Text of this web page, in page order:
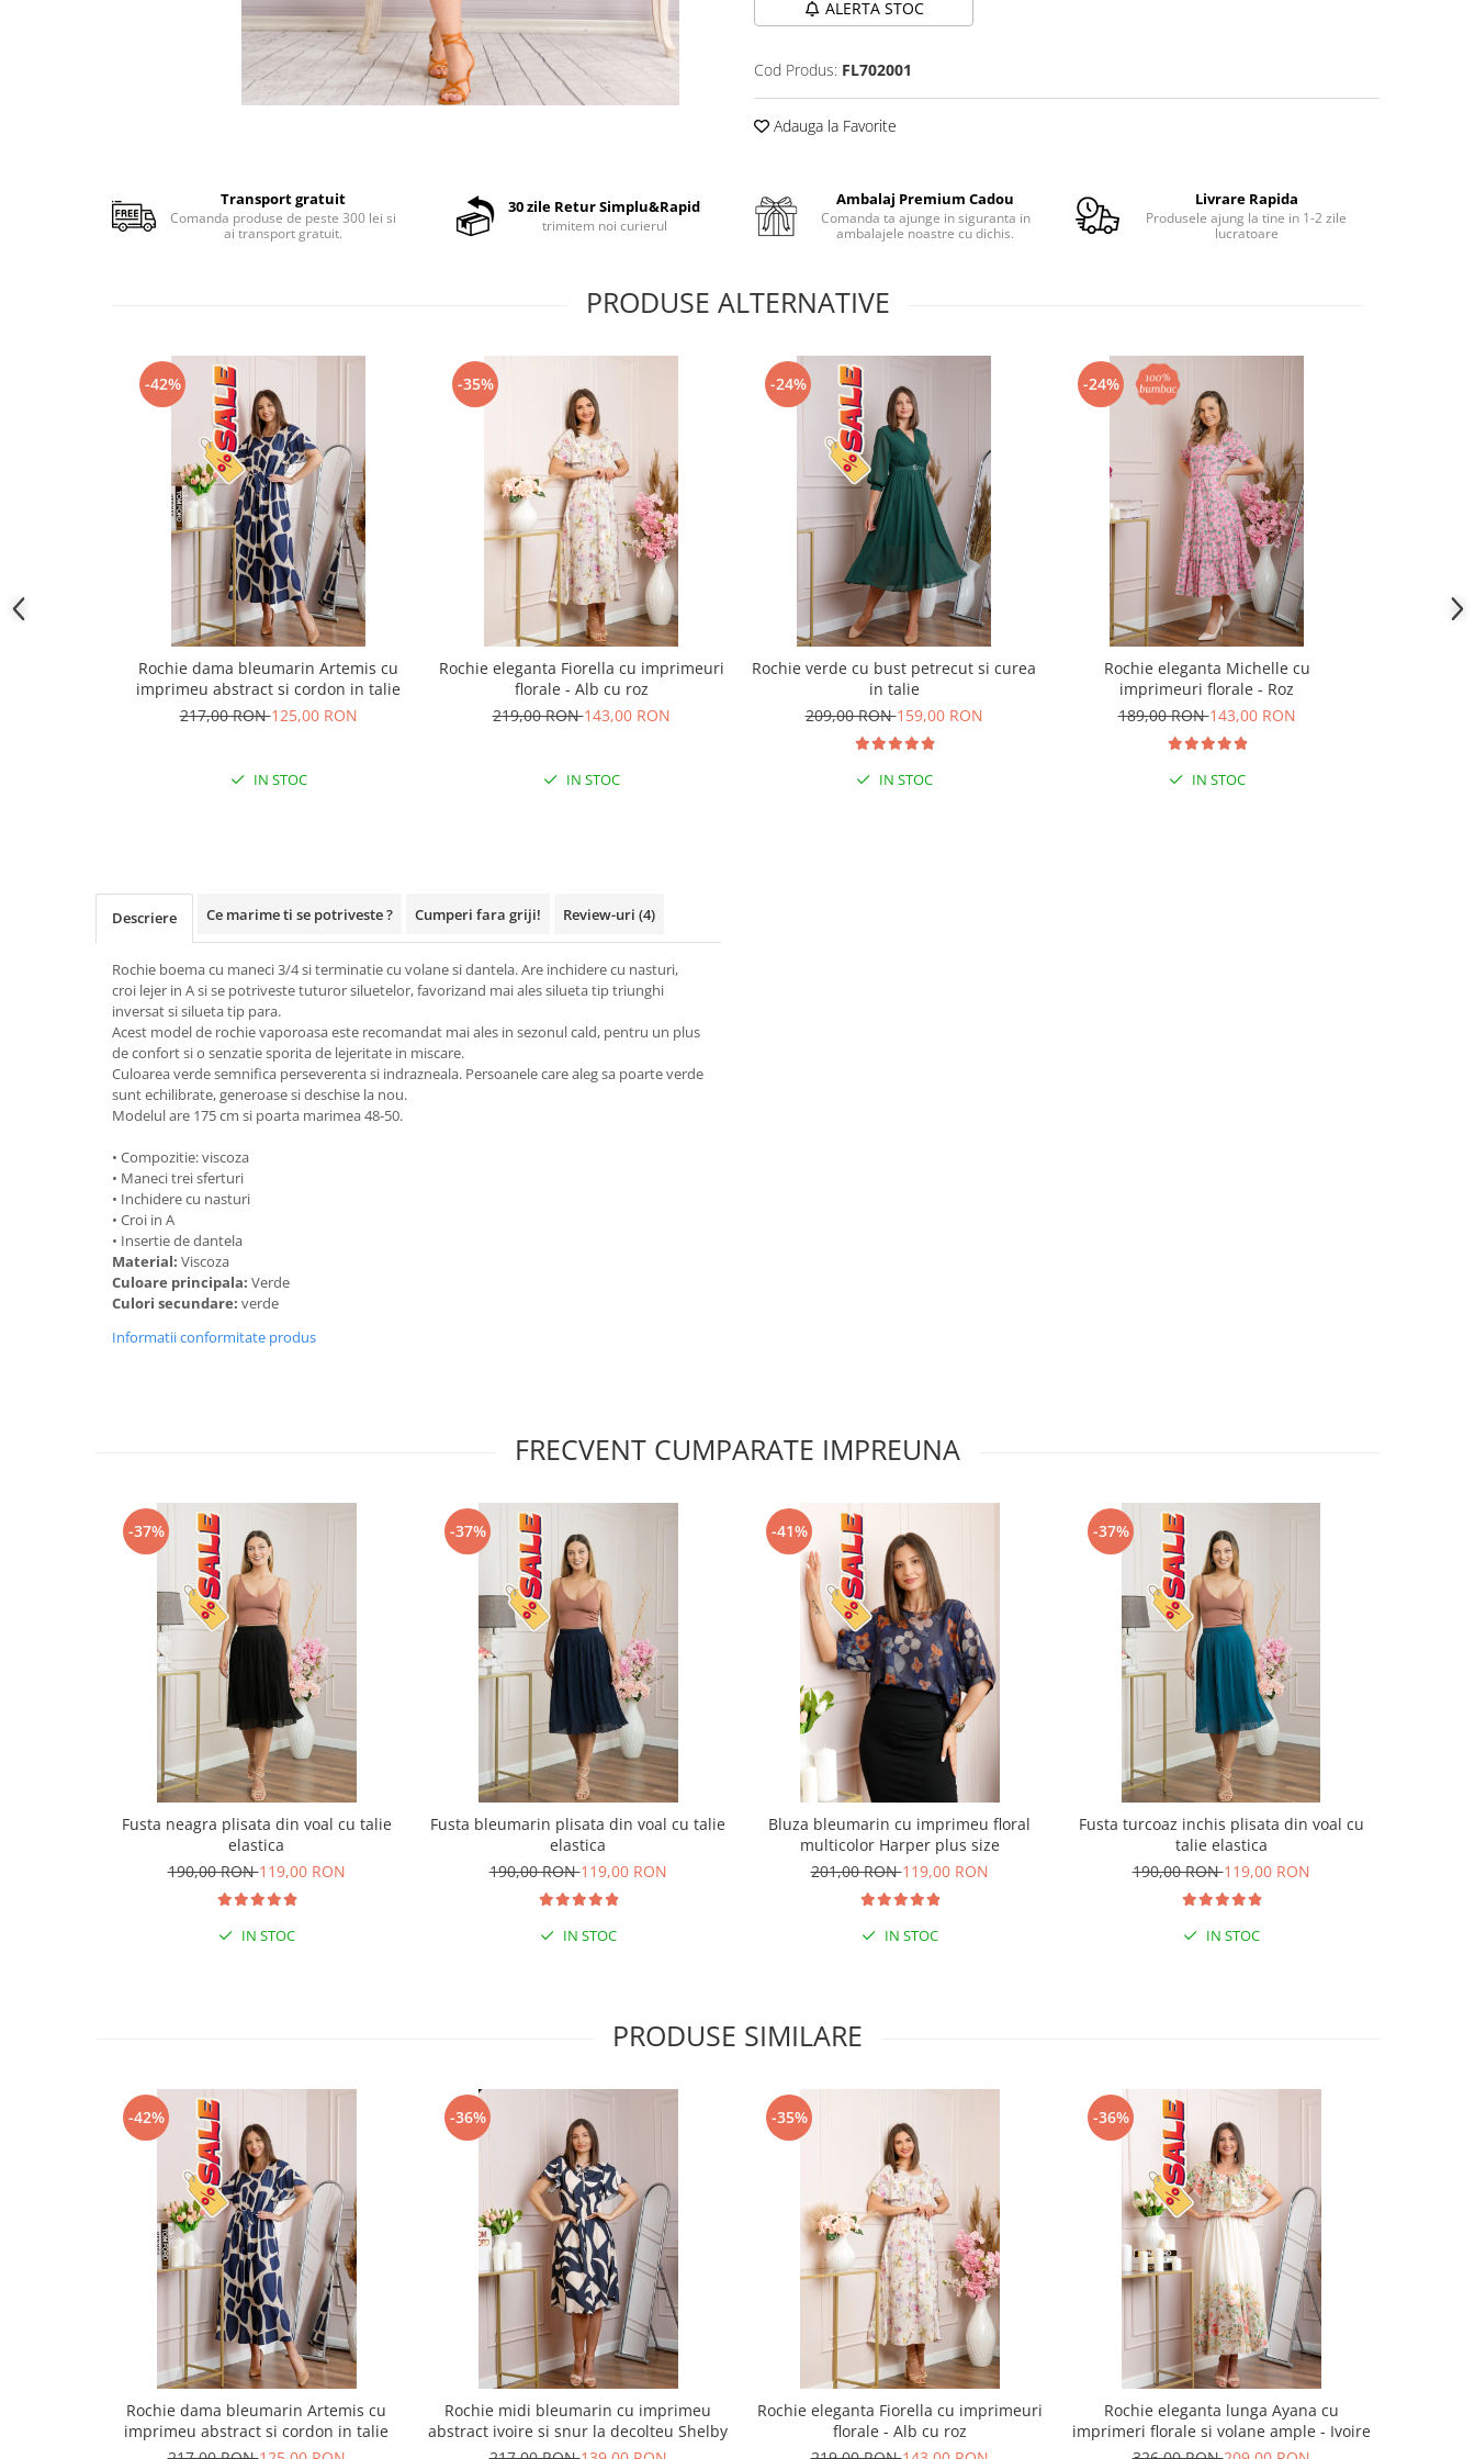
ALERTA STOC
Cod Produs: FL702001
Adauga la Favorite
Transport gratuit
Comanda produse de peste 300 lei si
ai transport gratuit.
30 zile Retur Simplu&Rapid
trimitem noi curierul
Ambalaj Premium Cadou
Comanda ta ajunge in siguranta in
ambalajele noastre cu dichis.
Livrare Rapida
Produsele ajung la tine in 1-2 zile
lucratoare
PRODUSE ALTERNATIVE
-42%
Rochie dama bleumarin Artemis cu
imprimeu abstract si cordon in talie
217,00 RON125,00 RON
IN STOC
-35%
Rochie eleganta Fiorella cu imprimeuri
florale - Alb cu roz
219,00 RON143,00 RON
IN STOC
-24%
Rochie verde cu bust petrecut si curea
in talie
209,00 RON159,00 RON
IN STOC
-24%
Rochie eleganta Michelle cu
imprimeuri florale - Roz
189,00 RON143,00 RON
IN STOC
Descriere Ce marime ti se potriveste ? Cumperi fara griji! Review-uri (4)
Rochie boema cu maneci 3/4 si terminatie cu volane si dantela. Are inchidere cu nasturi,
croi lejer in A si se potriveste tuturor siluetelor, favorizand mai ales silueta tip triunghi
inversat si silueta tip para.
Acest model de rochie vaporoasa este recomandat mai ales in sezonul cald, pentru un plus
de confort si o senzatie sporita de lejeritate in miscare.
Culoarea verde semnifica perseverenta si indrazneala. Persoanele care aleg sa poarte verde
sunt echilibrate, generoase si deschise la nou.
Modelul are 175 cm si poarta marimea 48-50.
• Compozitie: viscoza
• Maneci trei sferturi
• Inchidere cu nasturi
• Croi in A
• Insertie de dantela
Material: Viscoza
Culoare principala: Verde
Culori secundare: verde
Informatii conformitate produs
FRECVENT CUMPARATE IMPREUNA
-37%
Fusta neagra plisata din voal cu talie
elastica
190,00 RON119,00 RON
IN STOC
-37%
Fusta bleumarin plisata din voal cu talie
elastica
190,00 RON119,00 RON
IN STOC
-41%
Bluza bleumarin cu imprimeu floral
multicolor Harper plus size
201,00 RON119,00 RON
IN STOC
-37%
Fusta turcoaz inchis plisata din voal cu
talie elastica
190,00 RON119,00 RON
IN STOC
PRODUSE SIMILARE
-42%
Rochie dama bleumarin Artemis cu
imprimeu abstract si cordon in talie
-36%
Rochie midi bleumarin cu imprimeu
abstract ivoire si snur la decolteu Shelby
-35%
Rochie eleganta Fiorella cu imprimeuri
florale - Alb cu roz
-36%
Rochie eleganta lunga Ayana cu
imprimeri florale si volane ample - Ivoire